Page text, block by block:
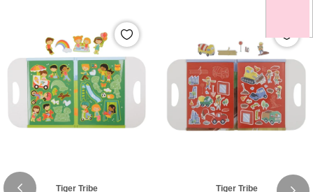
Tiger Tribe Tiger Tribe